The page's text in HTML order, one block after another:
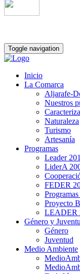
Toggle navigation
Inicio
La Comarca
Aljarafe-
Nuestros
Naturaleza
Turismo
Artesanía
Programas
Leader
LiderA
FEDER
Proyecto
LEADER
Género y
Género
Juventud
Medio Ambiente